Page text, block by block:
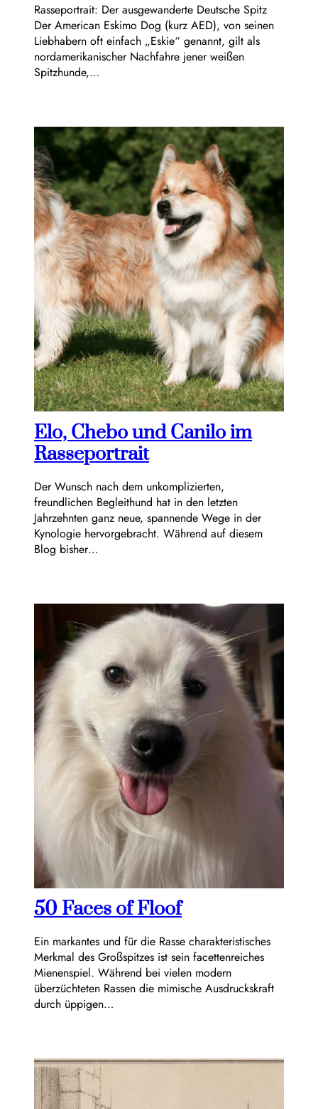
Rasseportrait: Der ausgewanderte Deutsche Spitz
Der American Eskimo Dog (kurz AED), von seinen
Liebhabern oft einfach „Eskie“ genannt, gilt als
nordamerikanischer Nachfahre jener weißen
Spitzhunde,…
Elo, Chebo und Canilo im
Rasseportrait
Der Wunsch nach dem unkomplizierten,
freundlichen Begleithund hat in den letzten
Jahrzehnten ganz neue, spannende Wege in der
Kynologie hervorgebracht. Während auf diesem
Blog bisher…
50 Faces of Floof
Ein markantes und für die Rasse charakteristisches
Merkmal des Großspitzes ist sein facettenreiches
Mienenspiel. Während bei vielen modern
überzüchteten Rassen die mimische Ausdruckskraft
durch üppigen…